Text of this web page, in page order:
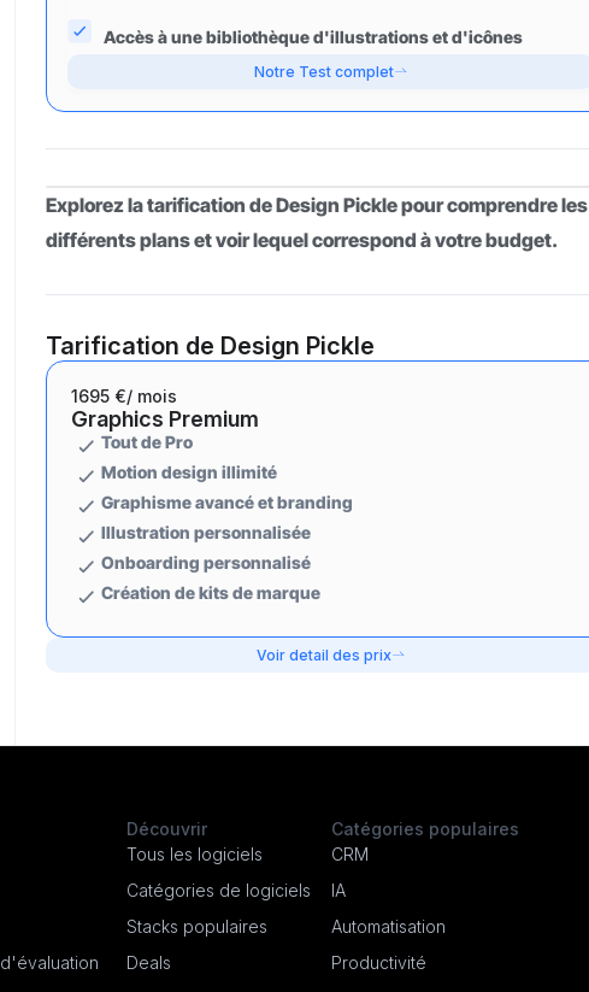
Accès à une bibliothèque d'illustrations et d'icônes
Notre Test complet
Explorez la tarification de Design Pickle pour comprendre les
différents plans et voir lequel correspond à votre budget.
Tarification de Design Pickle
1695 €/ mois
Graphics Premium
Tout de Pro
Motion design illimité
Graphisme avancé et branding
Illustration personnalisée
Onboarding personnalisé
Création de kits de marque
Voir detail des prix
Découvrir
Tous les logiciels
Catégories de logiciels
Stacks populaires
Deals
Catégories populaires
CRM
IA
Automatisation
Productivité